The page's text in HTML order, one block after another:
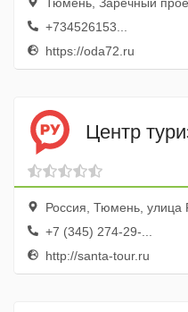
+734526153...
https://oda72.ru
Центр
Россия, Тюмень, улица
+7 (345) 274-29-...
http://santa-tour.ru